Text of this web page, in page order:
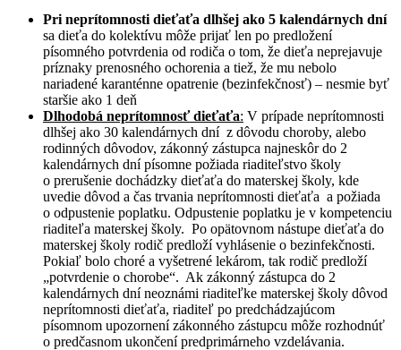
Pri neprítomnosti dieťaťa dlhšej ako 5 kalendárnych dní
sa dieťa do kolektívu môže prijať len po predložení
písomného potvrdenia od rodiča o tom, že dieťa neprejavuje
príznaky prenosného ochorenia a tiež, že mu nebolo
nariadené karanténne opatrenie (bezinfekčnosť) – nesmie byť
staršie ako 1 deň
Dlhodobá neprítomnosť dieťaťa: V prípade neprítomnosti
dlhšej ako 30 kalendárnych dní z dôvodu choroby, alebo
rodinných dôvodov, zákonný zástupca najneskôr do 2
kalendárnych dní písomne požiada riaditeľstvo školy
o prerušenie dochádzky dieťaťa do materskej školy, kde
uvedie dôvod a čas trvania neprítomnosti dieťaťa a požiada
o odpustenie poplatku. Odpustenie poplatku je v kompetenciu
riaditeľa materskej školy. Po opätovnom nástupe dieťaťa do
materskej školy rodič predloží vyhlásenie o bezinfekčnosti.
Pokiaľ bolo choré a vyšetrené lekárom, tak rodič predloží
„potvrdenie o chorobe“. Ak zákonný zástupca do 2
kalendárnych dní neoznámi riaditeľke materskej školy dôvod
neprítomnosti dieťaťa, riaditeľ po predchádzajúcom
písomnom upozornení zákonného zástupcu môže rozhodnúť
o predčasnom ukončení predprimárneho vzdelávania.